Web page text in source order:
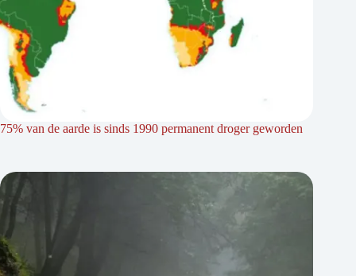
75% van de aarde is sinds 1990 permanent droger geworden